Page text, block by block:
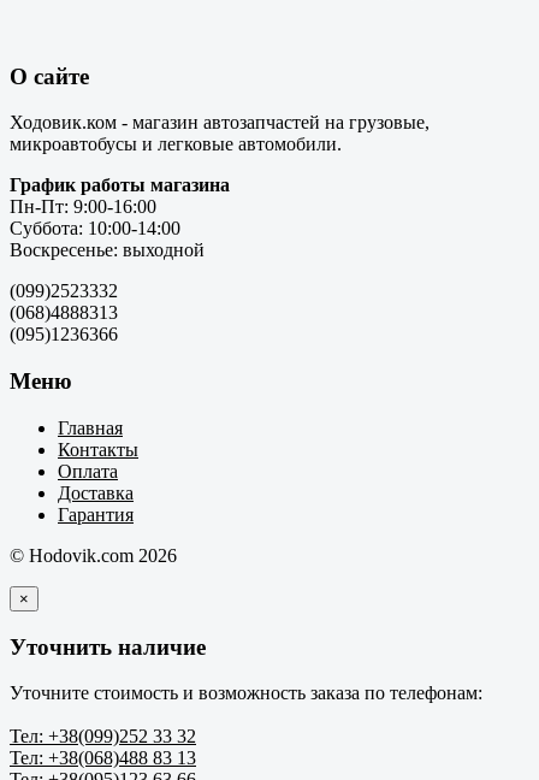
О сайте
Ходовик.ком - магазин автозапчастей на грузовые,
микроавтобусы и легковые автомобили.
График работы магазина
Пн-Пт: 9:00-16:00
Суббота: 10:00-14:00
Воскресенье: выходной
(099)2523332
(068)4888313
(095)1236366
Меню
Главная
Контакты
Оплата
Доставка
Гарантия
© Hodovik.com 2026
×
Уточнить наличие
Уточните стоимость и возможность заказа по телефонам:
Тел: +38(099)252 33 32
Тел: +38(068)488 83 13